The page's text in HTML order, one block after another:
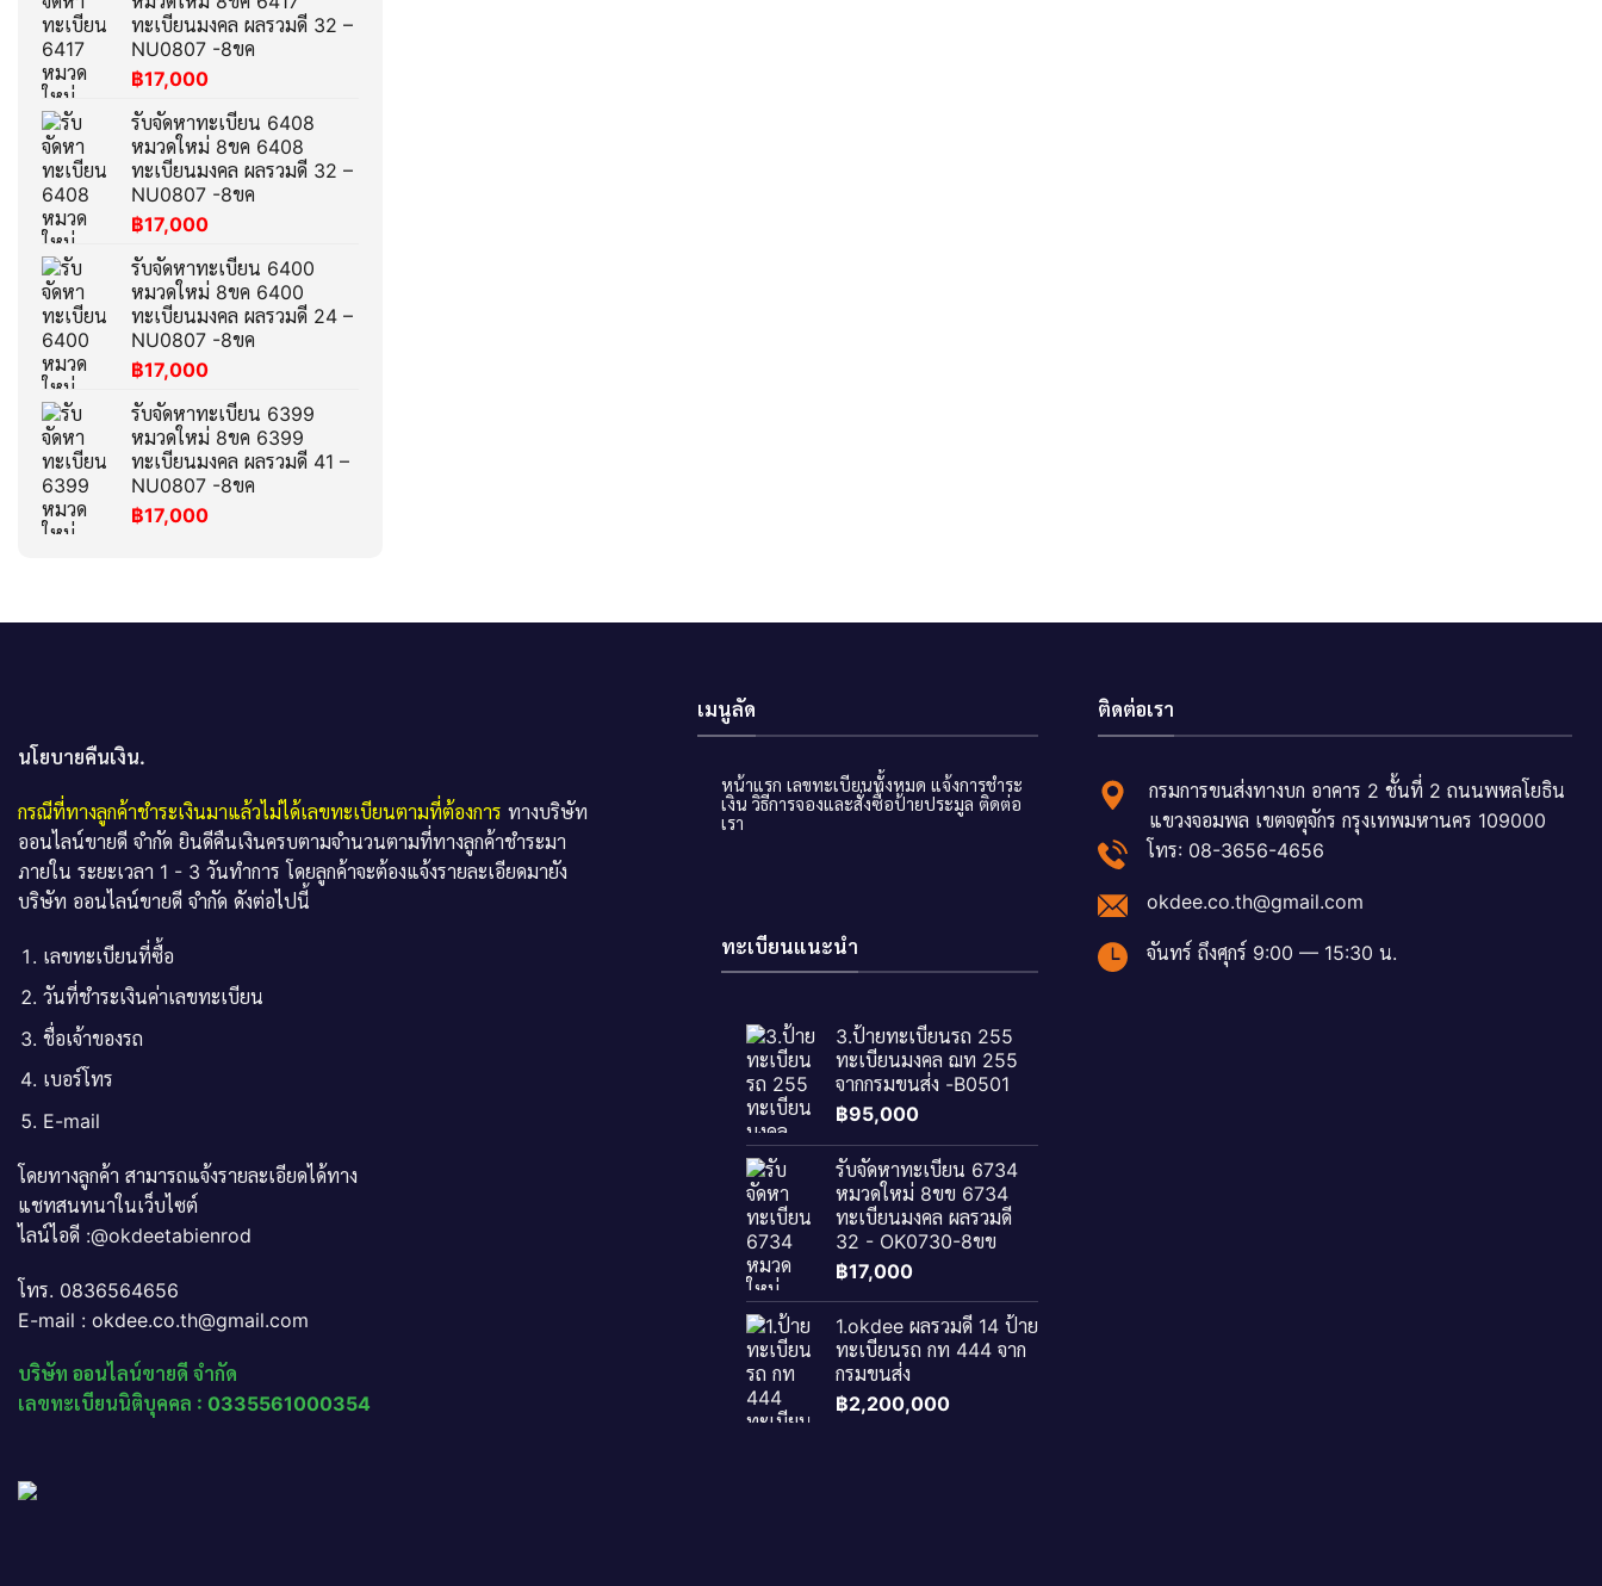
ทะเบียนมงคล ผลรวมดี 32 –
NU0807 -8ขค
฿17,000
รับจัดหาทะเบียน 6408
หมวดใหม่ 8ขค 6408
ทะเบียนมงคล ผลรวมดี 32 –
NU0807 -8ขค
฿17,000
รับจัดหาทะเบียน 6400
หมวดใหม่ 8ขค 6400
ทะเบียนมงคล ผลรวมดี 24 –
NU0807 -8ขค
฿17,000
รับจัดหาทะเบียน 6399
หมวดใหม่ 8ขค 6399
ทะเบียนมงคล ผลรวมดี 41 –
NU0807 -8ขค
฿17,000
นโยบายคืนเงิน.
กรณีที่ทางลูกค้าชำระเงินมาแล้วไม่ได้เลขทะเบียนตามที่ต้องการ ทางบริษัท
ออนไลน์ขายดี จำกัด ยินดีคืนเงินครบตามจำนวนตามที่ทางลูกค้าชำระมา
ภายใน ระยะเวลา 1 - 3 วันทำการ โดยลูกค้าจะต้องแจ้งรายละเอียดมายัง
บริษัท ออนไลน์ขายดี จำกัด ดังต่อไปนี้
เลขทะเบียนที่ซื้อ
วันที่ชำระเงินค่าเลขทะเบียน
ชื่อเจ้าของรถ
เบอร์โทร
E-mail
โดยทางลูกค้า สามารถแจ้งรายละเอียดได้ทาง
แชทสนทนาในเว็บไซต์
ไลน์ไอดี :@okdeetabienrod
โทร. 0836564656
E-mail : okdee.co.th@gmail.com
บริษัท ออนไลน์ขายดี จำกัด
เลขทะเบียนนิติบุคคล : 0335561000354
เมนูลัด
หน้าแรก เลขทะเบียนทั้งหมด แจ้งการชำระ
เงิน วิธีการจองและสั่งซื้อป้ายประมูล ติดต่อ
เรา
ทะเบียนแนะนำ
3.ป้ายทะเบียนรถ 255
ทะเบียนมงคล ฌท 255
จากกรมขนส่ง -B0501
฿95,000
รับจัดหาทะเบียน 6734
หมวดใหม่ 8ขข 6734
ทะเบียนมงคล ผลรวมดี
32 - OK0730-8ขข
฿17,000
1.okdee ผลรวมดี 14 ป้าย
ทะเบียนรถ กท 444 จาก
กรมขนส่ง
฿2,200,000
ติดต่อเรา
กรมการขนส่งทางบก อาคาร 2 ชั้นที่ 2 ถนนพหลโยธิน
แขวงจอมพล เขตจตุจักร กรุงเทพมหานคร 109000
โทร: 08-3656-4656
okdee.co.th@gmail.com
จันทร์ ถึงศุกร์ 9:00 — 15:30 น.